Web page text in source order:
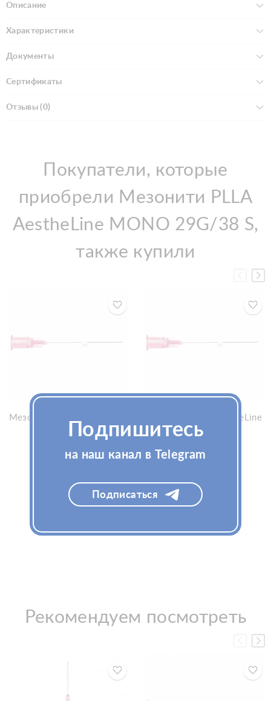
Описание
Характеристики
Документы
Сертификаты
Отзывы (0)
Покупатели, которые
приобрели Мезонити PLLA
AestheLine MONO 29G/38 S,
также купили
Мезонити PLLA AestheLine
MONO 30G/25 S
Узнать цену
Мезонити PLLA AestheLine
MONO 31G/12 S
Узнать цену
Рекомендуем посмотреть
Подпишитесь
на наш канал в Telegram
Подписаться